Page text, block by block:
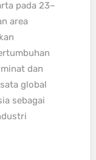
pada 23–
area
dan
global
sebagai